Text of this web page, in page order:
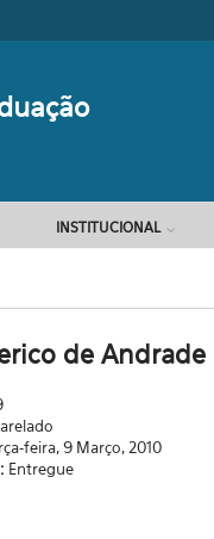
INSTITUCIONAL
de Andrade
feira, 9 Março, 2010
Entregue